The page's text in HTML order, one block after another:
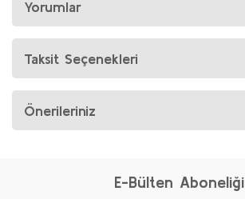
Yorumlar
Taksit Seçenekleri
Önerileriniz
E-Bülten Aboneliği